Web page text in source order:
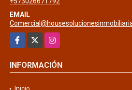
MÓVIL
+573026671792
EMAIL
Facebook
X Instagram